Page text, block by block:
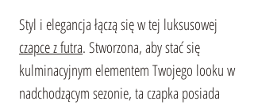
Styl i elegancja łączą się w tej luksusowej
czapce z futra. Stworzona, aby stać się
kulminacyjnym elementem Twojego looku w
nadchodzącym sezonie, ta czapka posiada